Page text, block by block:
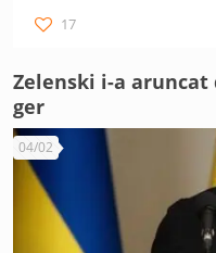
17
Zelenski i-a
ger
04/02